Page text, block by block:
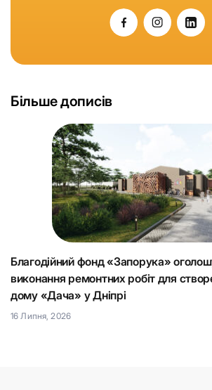
Більше дописів
Благодійний фонд «Запорука»
виконання ремонтних робіт для
дому «Дача» у Дніпрі
16 Липня, 2026